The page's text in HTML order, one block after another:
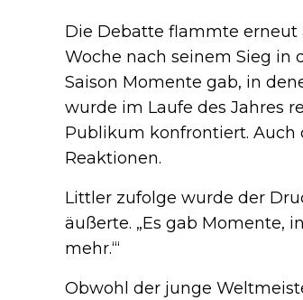
Die Debatte flammte erneut
Woche nach seinem Sieg in
Saison Momente gab, in
wurde im Laufe des Jahres
Publikum konfrontiert. Auch
Reaktionen.
Littler zufolge wurde der
äußerte. „Es gab Momente,
mehr.‘“
Obwohl der junge